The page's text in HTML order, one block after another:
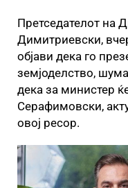
Претседателот
Димитриевски,
објави дека го
земјоделство,
дека за министер
Серафимовски,
овој ресор.